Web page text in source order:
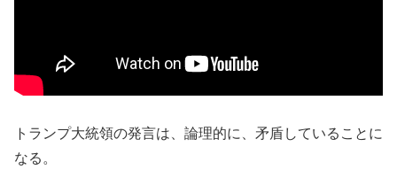
トランプ大統領の発言は、論理的に、矛盾していることに
なる。